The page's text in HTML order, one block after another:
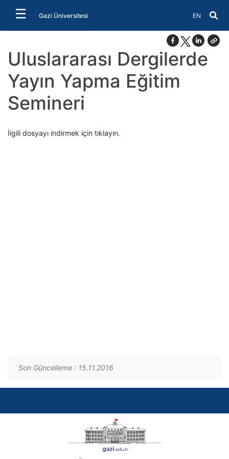
☰ Gazi Üniversitesi Dil Seçiniz
EN
Uluslararası Dergilerde
Yayın Yapma Eğitim
Semineri
İlgili dosyayı indirmek için tıklayın.
Son Güncelleme : 15.11.2016